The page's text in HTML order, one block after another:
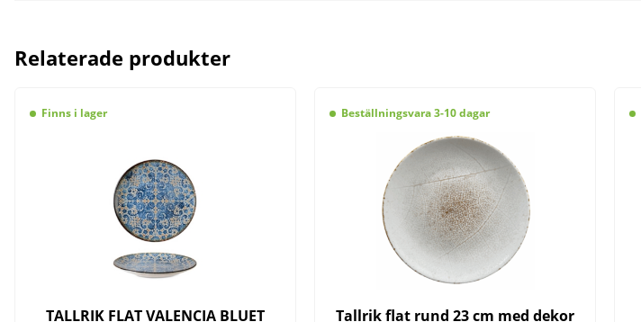
Relaterade produkter
Finns i lager
TALLRIK FLAT VALENCIA BLUET
Beställningsvara 3-10 dagar
Tallrik flat rund 23 cm med dekor